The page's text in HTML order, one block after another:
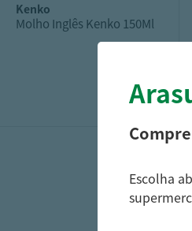
kenko
Molho Inglês Kenko 150Ml
4,68
Escolha